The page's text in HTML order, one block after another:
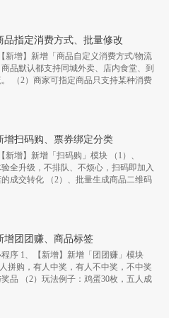
品指定消费方式、批量修改
新增】新增「商品自定义消费方式/物流
品默认都支持同城外卖、店内食堂、到
（2）商家可指定商品只支持某种消费
增扫码购、票券绑定分类
新增】新增「扫码购」模块 （1）、
验全升级，不排队、不烦心，扫码即加入
成交转化 （2）、批量生成商品二维码
增团团赚、商品标签
序 1、【新增】新增「团团赚」模块
人拼购，有人中奖，有人不中奖，不中奖
品 （2）玩法例子：鸡蛋30枚，五人成